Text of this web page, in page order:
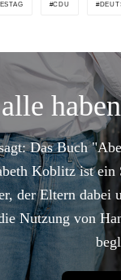
CDU
Das Buch
Koblitz ist ein
der Eltern dabei
Nutzung von